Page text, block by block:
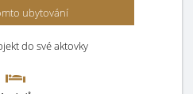
ubytování
do své aktovky